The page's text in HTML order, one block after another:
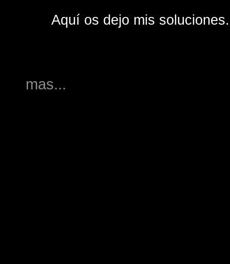
Aquí os dejo mis
mas...